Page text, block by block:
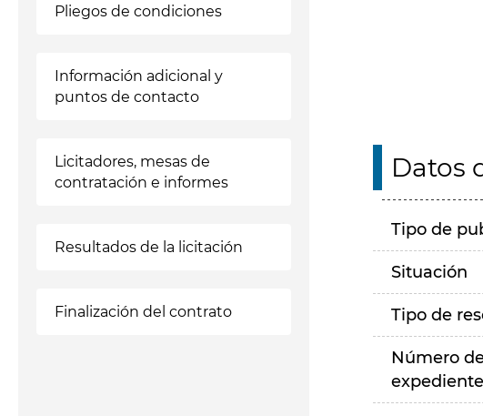
Pliegos de condiciones
Información adicional y
puntos de contacto
Licitadores, mesas de
contratación e informes
Resultados de la licitación
Finalización del contrato
Datos
Tipo de
Situación
Tipo de
Número
expediente